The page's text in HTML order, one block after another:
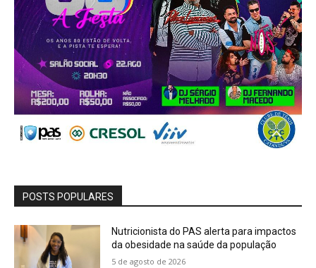
POSTS POPULARES
Nutricionista do PAS alerta para impactos
da obesidade na saúde da população
5 de agosto de 2026